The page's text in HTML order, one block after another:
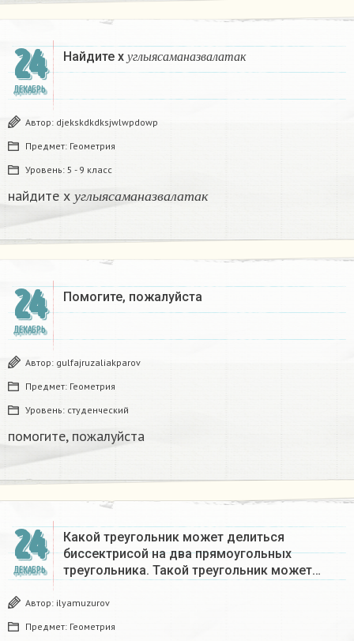
24
ДЕКАБРЬ
Найдите х у гл ыяс ама н а зв ал а т а к
углыясам ан а з алатак
Автор: djekskdkdksjwlwpdowp
Предмет: Геометрия
Уровень: 5 - 9 класс
найдите х у гл ыяс ама н аз в ал а т а к
24
ДЕКАБРЬ
Помогите, пожалуйста ​
Автор: gulfajruzaliakparov
Предмет: Геометрия
Уровень: студенческий
помогите, пожалуйста ​
24
ДЕКАБРЬ
Какой треугольник может делиться
биссектрисой на два прямоугольных
треугольника. Такой треугольник может…
Автор: ilyamuzurov
Предмет: Геометрия